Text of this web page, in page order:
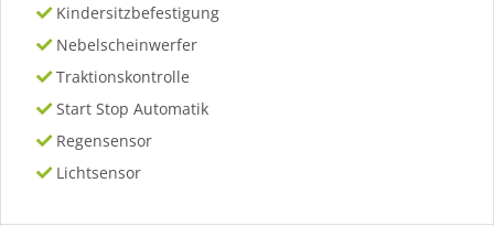
Kindersitzbefestigung
Nebelscheinwerfer
Traktionskontrolle
Start Stop Automatik
Regensensor
Lichtsensor